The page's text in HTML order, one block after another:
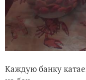
Каждую банку